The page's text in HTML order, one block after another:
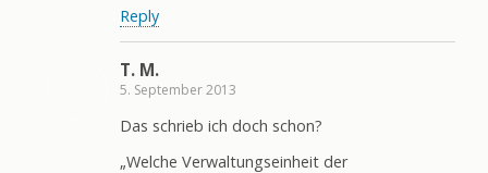
Reply
T. M.
5. September 2013
Das schrieb ich doch schon?
„Welche Verwaltungseinheit der